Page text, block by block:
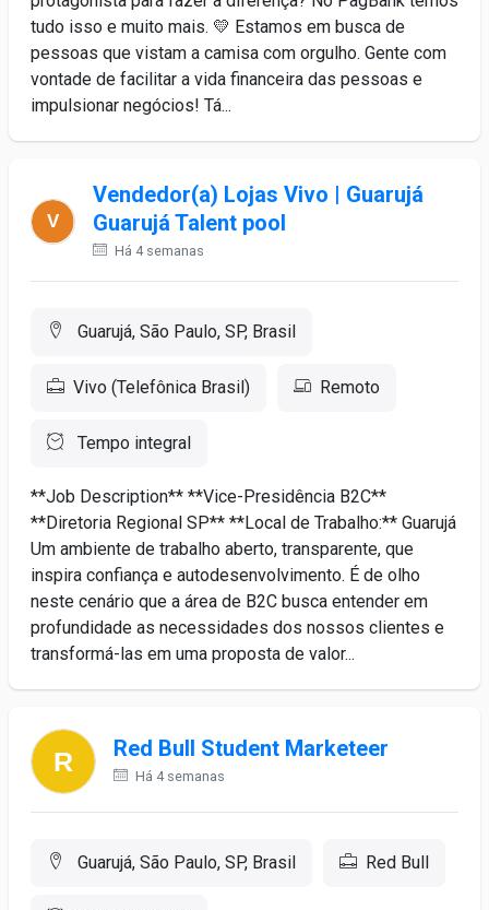
tudo isso e muito mais. 💛 Estamos em busca de
pessoas que vistam a camisa com orgulho. Gente com
vontade de facilitar a vida financeira das pessoas e
impulsionar negócios! Tá...
Vendedor(a) Lojas Vivo | Guarujá
Guarujá Talent pool
Há 4 semanas
Guarujá, São Paulo, SP, Brasil
Vivo (Telefônica Brasil) Remoto
Tempo integral
**Job Description** **Vice-Presidência B2C**
**Diretoria Regional SP** **Local de Trabalho:** Guarujá
Um ambiente de trabalho aberto, transparente, que
inspira confiança e autodesenvolvimento. É de olho
neste cenário que a área de B2C busca entender em
profundidade as necessidades dos nossos clientes e
transformá-las em uma proposta de valor...
Red Bull Student Marketeer
Há 4 semanas
Guarujá, São Paulo, SP, Brasil Red Bull